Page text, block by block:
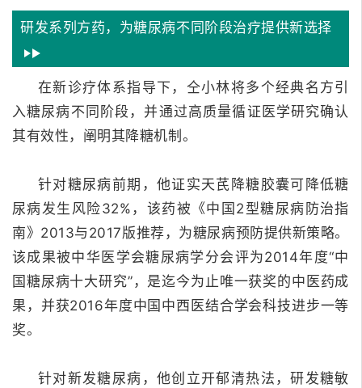
研发系列方药，为糖尿病不同阶段治疗提供新选择
在新诊疗体系指导下，仝小林将多个经典名方引
入糖尿病不同阶段，并通过高质量循证医学研究确认
其有效性，阐明其降糖机制。
针对糖尿病前期，他证实天芪降糖胶囊可降低糖
尿病发生风险32%，该药被《中国2型糖尿病防治指
南》2013与2017版推荐，为糖尿病预防提供新策略。
该成果被中华医学会糖尿病学分会评为2014年度“中
国糖尿病十大研究”，是迄今为止唯一获奖的中医药成
果，并获2016年度中国中西医结合学会科技进步一等
奖。
针对新发糖尿病，他创立开郁清热法，研发糖敏